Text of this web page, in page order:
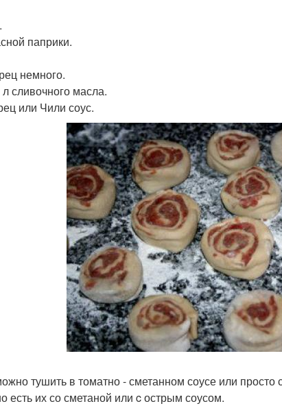
паприки.
немного.
л сливочного масла.
или Чили соус.
тушить в томатно - сметанном соусе или просто
есть их со сметаной или c острым соусом.